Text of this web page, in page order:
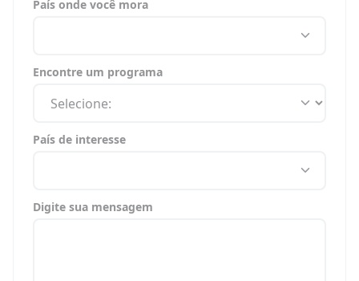
País onde você mora
Encontre um programa
País de interesse
Digite sua mensagem